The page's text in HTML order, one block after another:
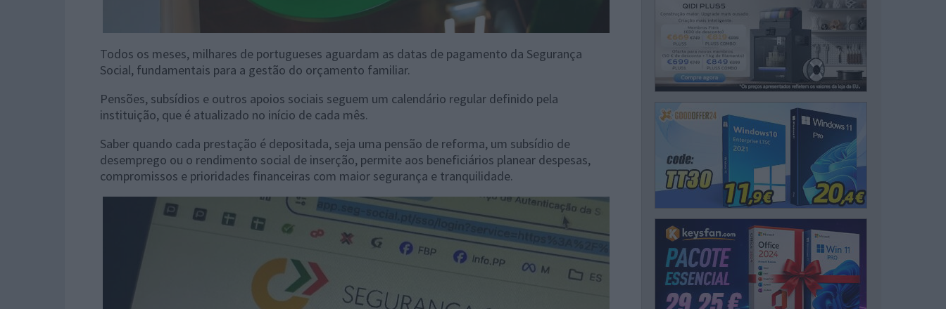
Todos os meses, milhares de portugueses aguardam as datas de pagamento da Segurança
Social, fundamentais para a gestão do orçamento familiar.
Pensões, subsídios e outros apoios sociais seguem um calendário regular definido pela
instituição, que é atualizado no início de cada mês.
Saber quando cada prestação é depositada, seja uma pensão de reforma, um subsídio de
desemprego ou o rendimento social de inserção, permite aos beneficiários planear despesas,
compromissos e prioridades financeiras com maior segurança e tranquilidade.